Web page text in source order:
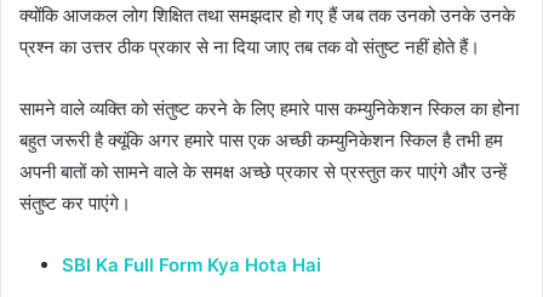
क्योंकि आजकल लोग शिक्षित तथा समझदार हो गए हैं जब तक उनको उनके उनके
प्रश्न का उत्तर ठीक प्रकार से ना दिया जाए तब तक वो संतुष्ट नहीं होते हैं।
सामने वाले व्यक्ति को संतुष्ट करने के लिए हमारे पास कम्युनिकेशन स्किल का होना
बहुत जरूरी है क्यूंकि अगर हमारे पास एक अच्छी कम्युनिकेशन स्किल है तभी हम
अपनी बातों को सामने वाले के समक्ष अच्छे प्रकार से प्रस्तुत कर पाएंगे और उन्हें
संतुष्ट कर पाएंगे।
SBI Ka Full Form Kya Hota Hai